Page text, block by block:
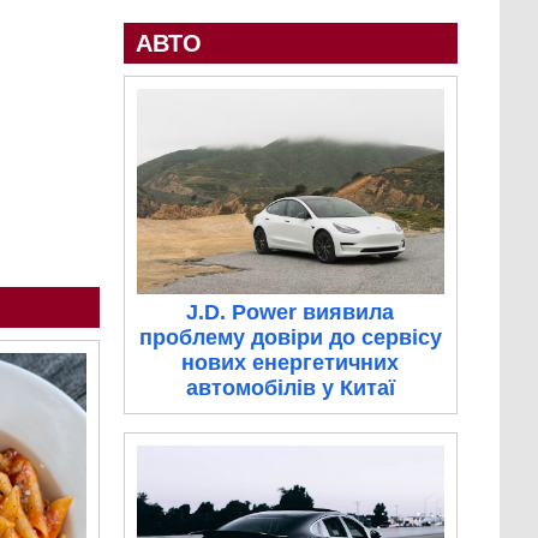
АВТО
J.D. Power виявила
проблему довіри до сервісу
нових енергетичних
автомобілів у Китаї